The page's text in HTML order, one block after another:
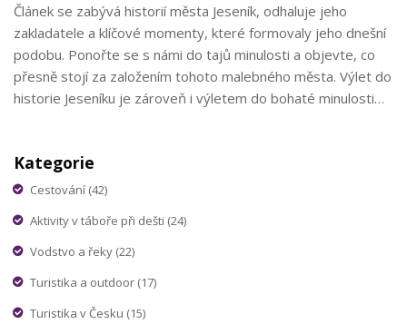
Článek se zabývá historií města Jeseník, odhaluje jeho
zakladatele a klíčové momenty, které formovaly jeho dnešní
podobu. Ponořte se s námi do tajů minulosti a objevte, co
přesně stojí za založením tohoto malebného města. Výlet do
historie Jeseníku je zároveň i výletem do bohaté minulosti
Kategorie
Cestování (42)
Aktivity v táboře při dešti (24)
Vodstvo a řeky (22)
Turistika a outdoor (17)
Turistika v Česku (15)